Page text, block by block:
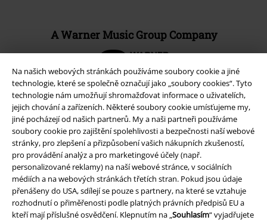
Na našich webových stránkách používáme soubory cookie a jiné
technologie, které se společně označují jako „soubory cookies“. Tyto
technologie nám umožňují shromažďovat informace o uživatelích,
jejich chování a zařízeních. Některé soubory cookie umísťujeme my,
jiné pocházejí od našich partnerů. My a naši partneři používáme
soubory cookie pro zajištění spolehlivosti a bezpečnosti naší webové
stránky, pro zlepšení a přizpůsobení vašich nákupních zkušeností,
pro provádění analýz a pro marketingové účely (např.
personalizované reklamy) na naší webové stránce, v sociálních
médiích a na webových stránkách třetích stran. Pokud jsou údaje
přenášeny do USA, sdílejí se pouze s partnery, na které se vztahuje
rozhodnutí o přiměřenosti podle platných právních předpisů EU a
kteří mají příslušné osvědčení. Klepnutím na „Souhlasím“ vyjadřujete
A Warner Music Group Company
Právní informace